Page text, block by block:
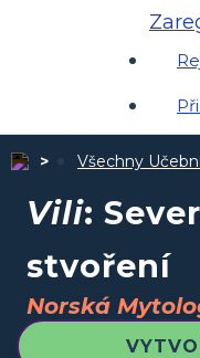
Všechny
Vili:
stvoření
Norská